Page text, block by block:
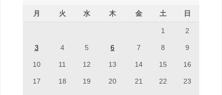
月 火 水 木 金 土 日
1 2
3 4 5 6 7 8 9
10 11 12 13 14 15 16
17 18 19 20 21 22 23